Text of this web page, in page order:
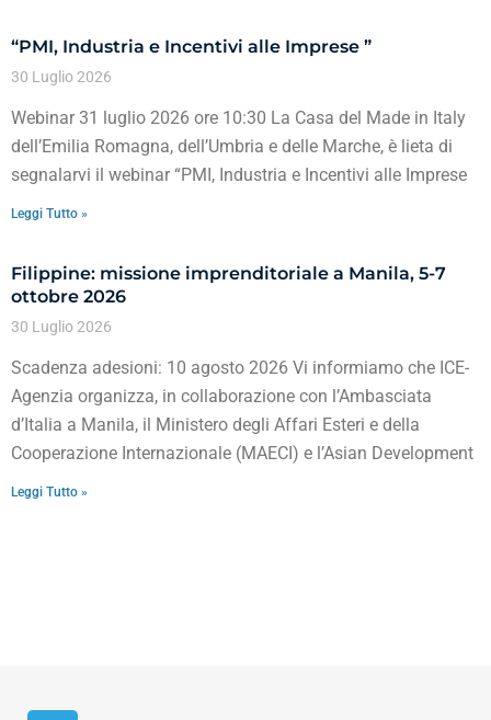
“PMI, Industria e Incentivi alle Imprese ”
30 Luglio 2026
Webinar 31 luglio 2026 ore 10:30 La Casa del Made in Italy
dell’Emilia Romagna, dell’Umbria e delle Marche, è lieta di
segnalarvi il webinar “PMI, Industria e Incentivi alle Imprese
Leggi Tutto »
Filippine: missione imprenditoriale a Manila, 5-7
ottobre 2026
30 Luglio 2026
Scadenza adesioni: 10 agosto 2026 Vi informiamo che ICE-
Agenzia organizza, in collaborazione con l’Ambasciata
d’Italia a Manila, il Ministero degli Affari Esteri e della
Cooperazione Internazionale (MAECI) e l’Asian Development
Leggi Tutto »